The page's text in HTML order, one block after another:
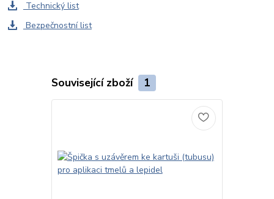
Technický list
Bezpečnostní list
Související zboží 1